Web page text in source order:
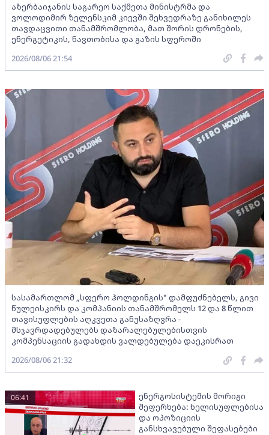
აზერბაიჯანის საგარეო საქმეთა მინისტრმა და
ვოლოდიმირ ზელენსკიმ კიევში შეხვედრაზე განიხილეს
თავდაცვითი თანამშრომლობა, მათ შორის დრონების,
ენერგეტიკის, ნავთობისა და გაზის სფეროში
2026/08/06 21:54
სასამართლომ „სფერო ჰოლდინგის" დამფუძნებელს, გივი
წულეისკირს და კომპანიის თანამშრომელს 12 და 8 წლით
თავისუფლების აღკვეთა განუსაზღვრა -
მსჯავრდადებულებს დაზარალებულებისთვის
კომპენსაციის გადახდის ვალდებულება დაეკისრათ
2026/08/06 21:32
ენერგოსისტემის მორიგი
შეფერხება: ხელისუფლებისა
და ოპოზიციის
განსხვავებული შეფასებები
06:41